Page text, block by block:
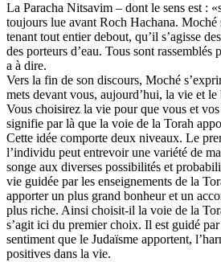
La Paracha Nitsavim – dont le sens est :
toujours lue avant Roch Hachana. Moché
tenant tout entier debout, qu’il s’agisse
des porteurs d’eau. Tous sont
a à dire.
Vers la fin de son discours, Moché
mets devant vous, aujourd’hui, la vie et
Vous choisirez la vie pour que vous et
signifie par là que la voie de la Torah
Cette idée comporte deux niveaux. Le
l’individu peut entrevoir une variété de
songe aux diverses possibilités et
vie guidée par les enseignements de la
apporter un plus grand bonheur et un
plus riche. Ainsi choisit-il la voie de la
s’agit ici du premier choix. Il est guidé
sentiment que le Judaïsme apportent,
positives dans la vie.